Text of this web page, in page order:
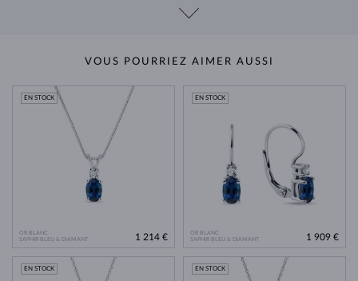
VOUS POURRIEZ AIMER AUSSI
OR BLANC
SAPHIR BLEU & DIAMANT
EN STOCK
1 214 €
OR BLANC
SAPHIR BLEU & DIAMANT
EN STOCK
1 909 €
EN STOCK EN STOCK